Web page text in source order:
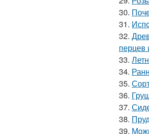
30.
31.
32.
перцев
33.
34.
35.
36.
37.
38.
39.